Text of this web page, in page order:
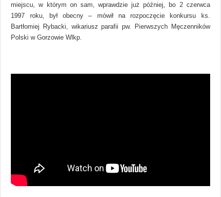
miejscu, w którym on sam, wprawdzie już później, bo 2 czerwca
1997 roku, był obecny – mówił na rozpoczęcie konkursu ks.
Bartłomiej Rybacki, wikariusz parafii pw. Pierwszych Męczenników
Polski w Gorzowie Wlkp.